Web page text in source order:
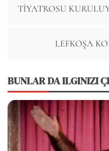
navigation
TİYATROSU
LEFKOŞA
BUNLAR DA ILGINIZI